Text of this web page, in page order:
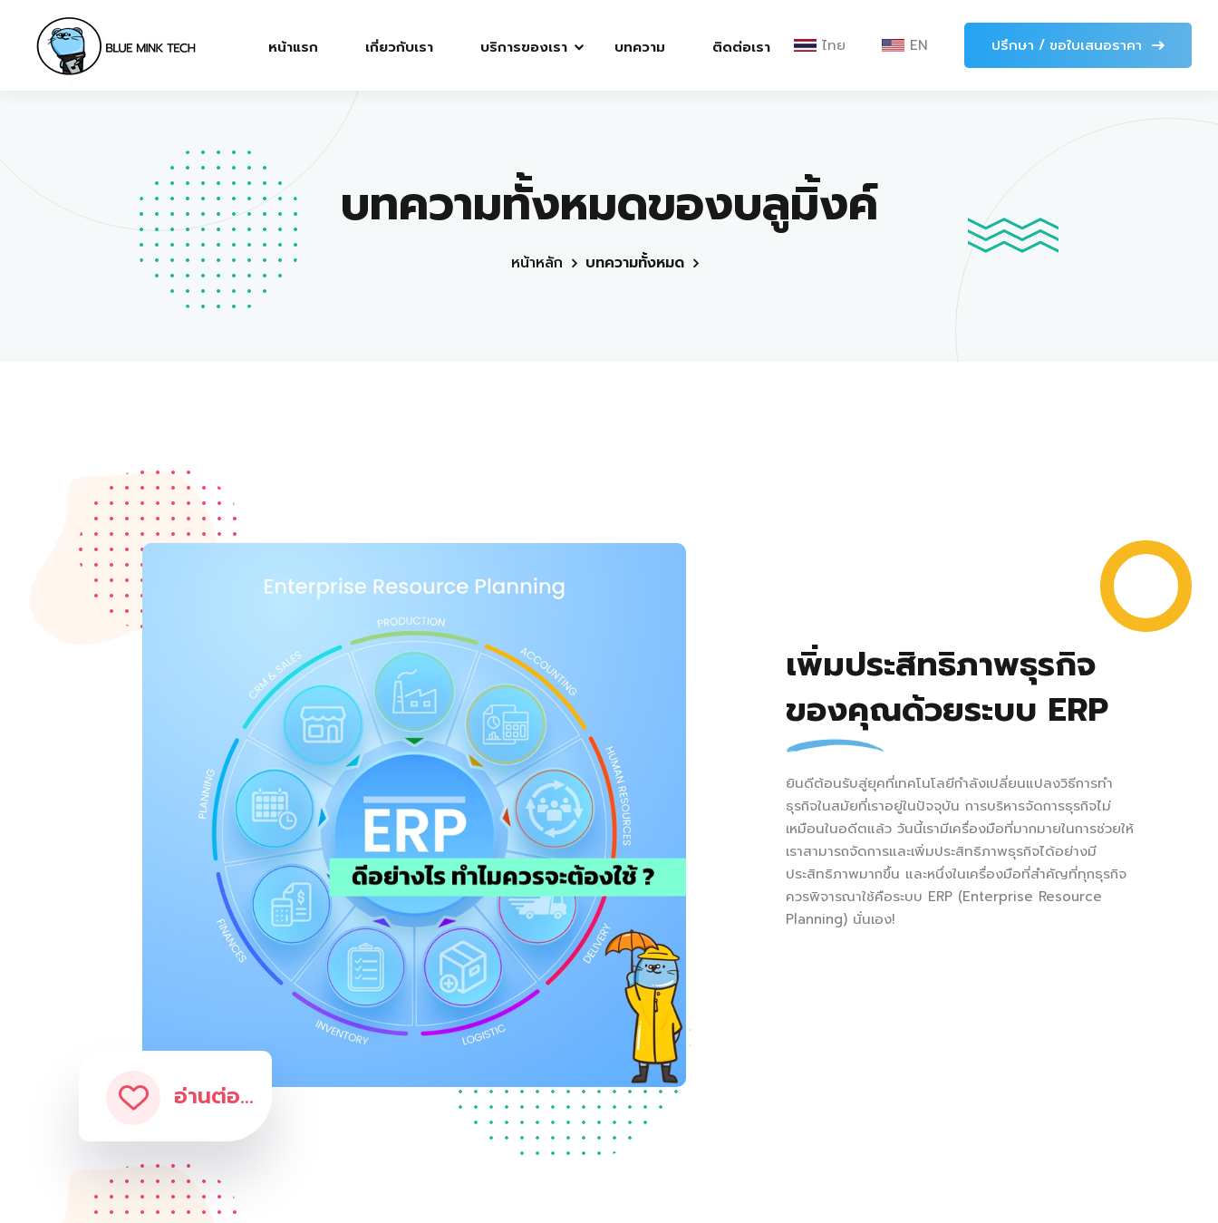
หน้าแรก เกี่ยวกับเรา บริการของเรา บทความ ติดต่อเรา ไทย EN ปรึกษา / ขอใบเสนอราคา
บทความทั้งหมดของบลูมิ้งค์
หน้าหลัก บทความทั้งหมด
เพิ่มประสิทธิภาพธุรกิจ
ของคุณด้วยระบบ ERP
ยินดีต้อนรับสู่ยุคที่เทคโนโลยีกำลังเปลี่ยนแปลงวิธีการทำ
ธุรกิจในสมัยที่เราอยู่ในปัจจุบัน การบริหารจัดการธุรกิจไม่
เหมือนในอดีตแล้ว วันนี้เรามีเครื่องมือที่มากมายในการช่วยให้
เราสามารถจัดการและเพิ่มประสิทธิภาพธุรกิจได้อย่างมี
ประสิทธิภาพมากขึ้น และหนึ่งในเครื่องมือที่สำคัญที่ทุกธุรกิจ
ควรพิจารณาใช้คือระบบ ERP (Enterprise Resource
Planning) นั่นเอง!